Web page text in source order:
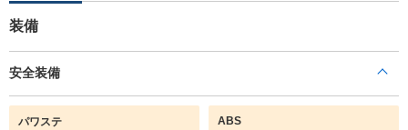
装備
安全装備
パワステ ABS